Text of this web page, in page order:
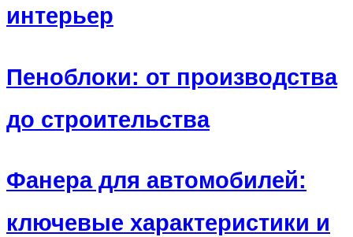
интерьер
Пеноблоки: от производства
до строительства
Фанера для автомобилей:
ключевые характеристики и